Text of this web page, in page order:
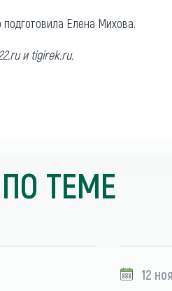
Елена Михова.
и tigirek.ru.
ТЕМЕ
12